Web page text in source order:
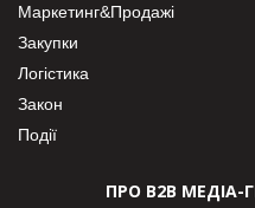
Маркетинг&Продажі
Закупки
Логістика
Закон
Події
ПРО В2В МЕДІА-